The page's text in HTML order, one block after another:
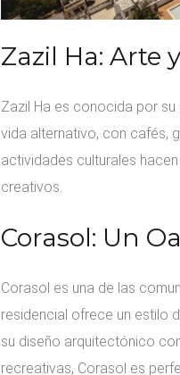
Zazil Ha: Arte
Zazil Ha es conocida por
vida alternativo, con cafés,
actividades culturales
creativos.
Corasol: Un
Corasol es una de las
residencial ofrece un estilo
su diseño arquitectónico
recreativas, Corasol es